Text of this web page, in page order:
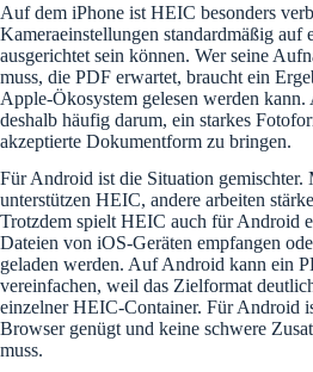
Auf dem iPhone ist HEIC besonders
Kameraeinstellungen standardmäßig auf
ausgerichtet sein können. Wer seine
muss, die PDF erwartet, braucht ein
Apple-Ökosystem gelesen werden kann.
deshalb häufig darum, ein starkes
akzeptierte Dokumentform zu bringen.
Für Android ist die Situation gemischter.
unterstützen HEIC, andere arbeiten
Trotzdem spielt HEIC auch für Android
Dateien von iOS-Geräten empfangen
geladen werden. Auf Android kann ein
vereinfachen, weil das Zielformat
einzelner HEIC-Container. Für Android
Browser genügt und keine schwere
muss.